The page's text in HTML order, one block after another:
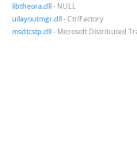
libtheora.dll- NULL
uilayoutmgr.dll- CtrlFactory
msdtcstp.dll- Microsoft Distributed